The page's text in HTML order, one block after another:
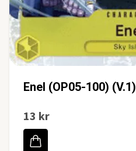
Enel (OP05-100) (V.1)
13 kr